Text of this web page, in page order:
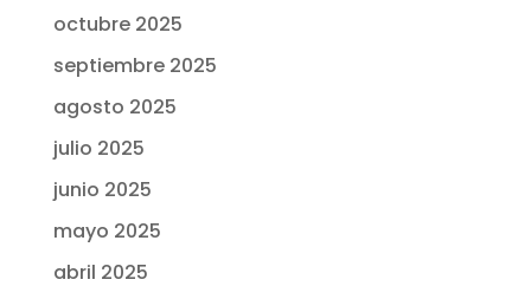
octubre 2025
septiembre 2025
agosto 2025
julio 2025
junio 2025
mayo 2025
abril 2025